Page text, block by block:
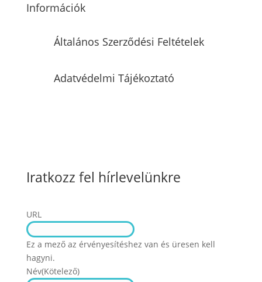
Információk
Általános Szerződési Feltételek
Adatvédelmi Tájékoztató
Iratkozz fel hírlevelünkre
URL
Ez a mező az érvényesítéshez van és üresen kell
hagyni.
Név(Kötelező)